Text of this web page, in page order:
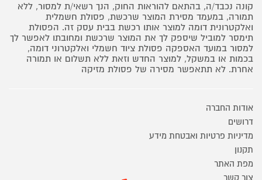
קונה נכבד/ה, בהתאם להוראות החוק, הנך רשאי/ת למסור, ללא
תמורה, במעמד מסירת המוצר שרכשת, פסולת חשמלית
ואלקטרונית דומה למוצר אותו רכשת בבית עסק זה. הפסולת
תימסר למוביל שיספק לך את המוצר שרכשת ומחובתו לאפשר לך
למסור במועד האספקה פסולת ציוד חשמלי ואלקטרוני דומה,
בכמות או במשקל, למוצר החדש וזאת ללא תשלום או תמורה
אחרת. לא תתאפשר מסירה של פסולת מזיקה
אודות החברה
דרושים
מדיניות פרטיות ואבטחת מידע
תקנון
מפת האתר
צור קשר